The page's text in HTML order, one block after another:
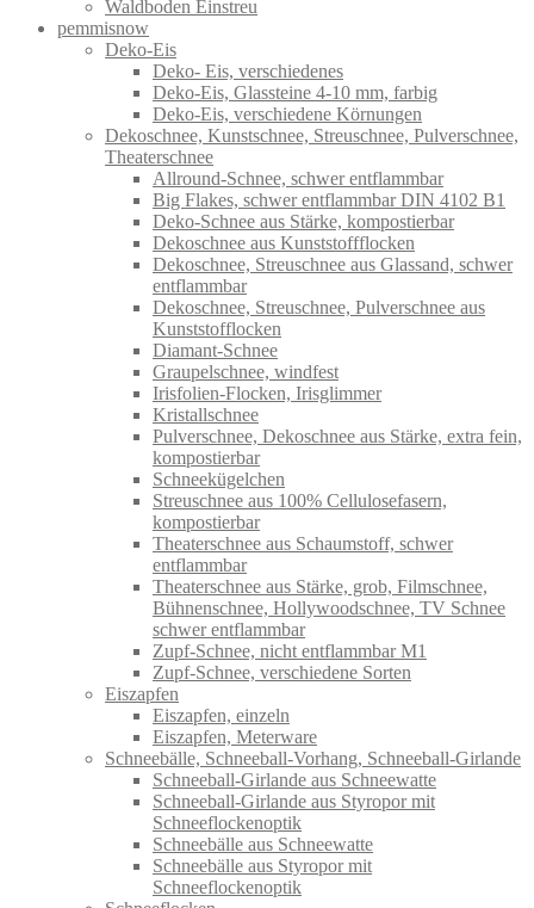
Waldboden Einstreu
pemmisnow
Deko-Eis
Deko- Eis, verschiedenes
Deko-Eis, Glassteine 4-10 mm, farbig
Deko-Eis, verschiedene Körnungen
Dekoschnee, Kunstschnee, Streuschnee, Pulverschnee,
Theaterschnee
Allround-Schnee, schwer entflammbar
Big Flakes, schwer entflammbar DIN 4102 B1
Deko-Schnee aus Stärke, kompostierbar
Dekoschnee aus Kunststoffflocken
Dekoschnee, Streuschnee aus Glassand, schwer
entflammbar
Dekoschnee, Streuschnee, Pulverschnee aus
Kunststofflocken
Diamant-Schnee
Graupelschnee, windfest
Irisfolien-Flocken, Irisglimmer
Kristallschnee
Pulverschnee, Dekoschnee aus Stärke, extra fein,
kompostierbar
Schneekügelchen
Streuschnee aus 100% Cellulosefasern,
kompostierbar
Theaterschnee aus Schaumstoff, schwer
entflammbar
Theaterschnee aus Stärke, grob, Filmschnee,
Bühnenschnee, Hollywoodschnee, TV Schnee
schwer entflammbar
Zupf-Schnee, nicht entflammbar M1
Zupf-Schnee, verschiedene Sorten
Eiszapfen
Eiszapfen, einzeln
Eiszapfen, Meterware
Schneebälle, Schneeball-Vorhang, Schneeball-Girlande
Schneeball-Girlande aus Schneewatte
Schneeball-Girlande aus Styropor mit
Schneeflockenoptik
Schneebälle aus Schneewatte
Schneebälle aus Styropor mit
Schneeflockenoptik